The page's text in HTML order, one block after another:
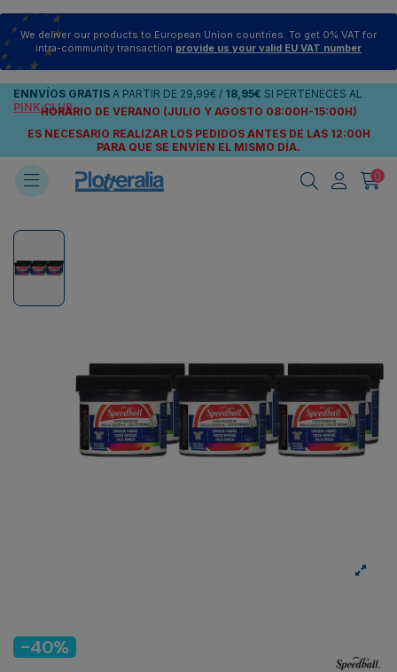
We deliver our products to European Union countries. To get 0% VAT for
intra-community transaction provide us your valid EU VAT number
ENNVÍOS GRATIS A PARTIR DE 29,99€ / 18,95€ SI PERTENECES AL
PINK CLUB
HORARIO DE VERANO (JULIO Y AGOSTO 08:00H-15:00H)
ES NECESARIO REALIZAR LOS PEDIDOS ANTES DE LAS 12:00H
PARA QUE SE ENVÍEN EL MISMO DÍA.
0
-40%